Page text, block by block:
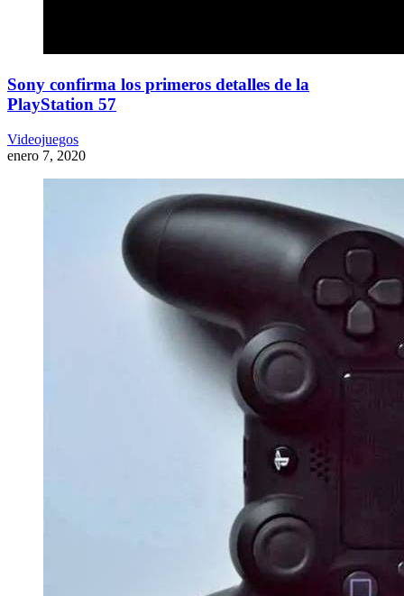
Sony confirma los primeros detalles de la
PlayStation 57
Videojuegos
enero 7, 2020